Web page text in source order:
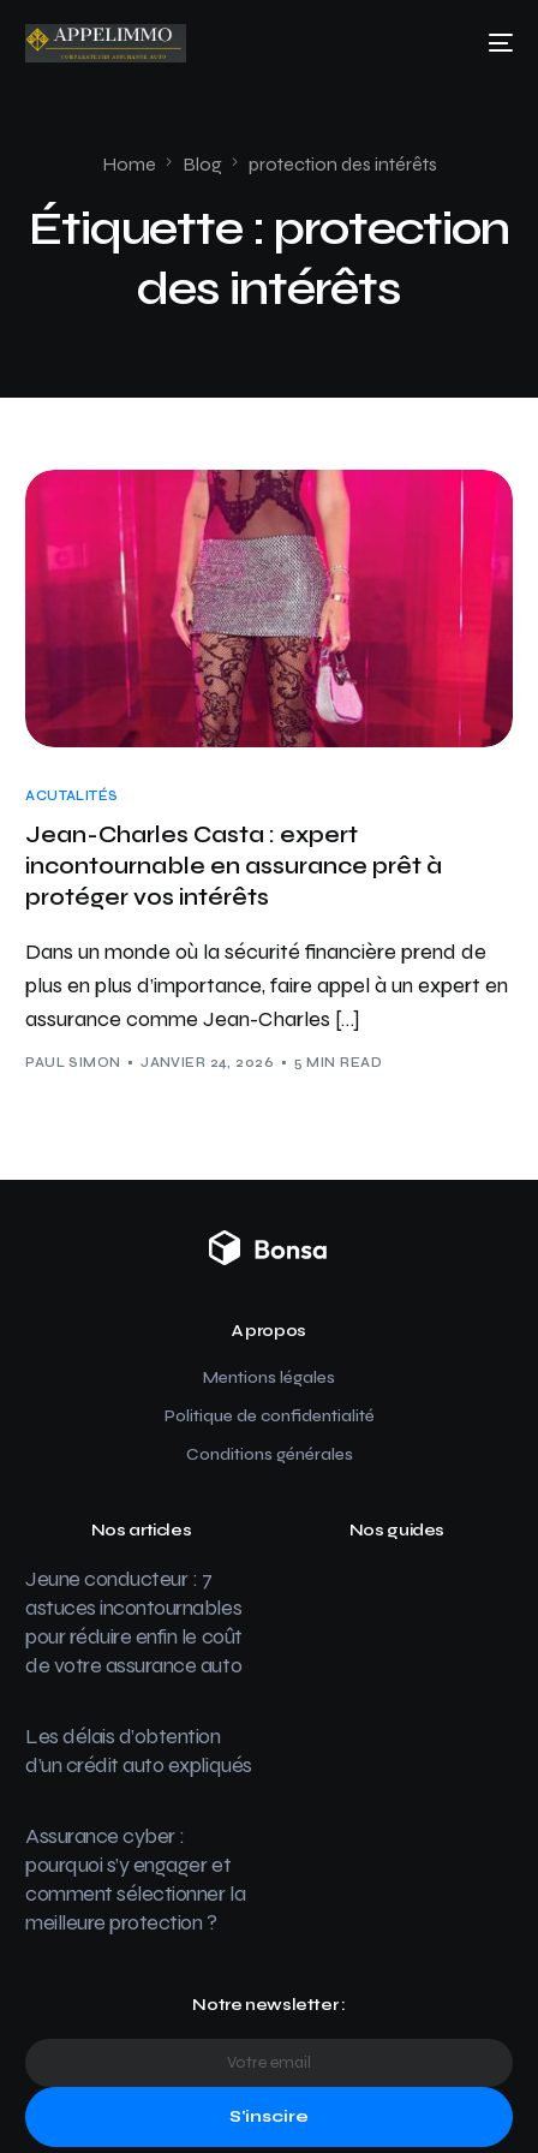
Home Blog protection des intérêts
Étiquette : protection
des intérêts
ACUTALITÉS
Jean-Charles Casta : expert
incontournable en assurance prêt à
protéger vos intérêts
Dans un monde où la sécurité financière prend de
plus en plus d’importance, faire appel à un expert en
assurance comme Jean-Charles […]
PAUL SIMON JANVIER 24, 2026 5 MIN READ
A propos
Mentions légales
Politique de confidentialité
Conditions générales
Nos articles
Jeune conducteur : 7
astuces incontournables
pour réduire enfin le coût
de votre assurance auto
Les délais d’obtention
d’un crédit auto expliqués
Assurance cyber :
pourquoi s’y engager et
comment sélectionner la
meilleure protection ?
Nos guides
Notre newsletter :
S'inscire